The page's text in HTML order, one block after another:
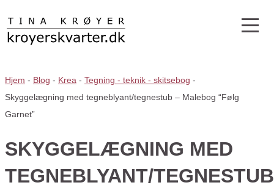
Hjem - Blog - Krea - Tegning - teknik - skitsebog -
Skyggelægning med tegneblyant/tegnestub – Malebog “Følg
Garnet”
SKYGGELÆGNING MED
TEGNEBLYANT/TEGNESTUB